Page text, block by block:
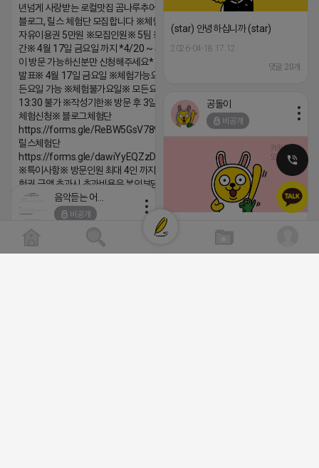
년넘게 사랑받는 로컬맛집 곰나루추어탕에서
블로그, 릴스 체험단 모집합니다 ※체험메뉴※
자유이용권 5만원 ※모집인원※ 5팀 ※모집기
간※ 4월 17일 금요일 까지 *4/20 ~ 4/26 사
이 방문 가능하신분만 신청해주세요* ※체험단
발표※ 4월 17일 금요일 ※체험가능요일※ 모
든요일 가능 ※체험불가요일※ 모든요일 12 ~
13:30 불가 ※작성기한※ 방문 후 3일 이내 ※
체험신청※ 블로그체험단
https://forms.gle/ReBW5GsV789ur2Pz6
릴스체험단
https://forms.gle/dawiYyEQZzDdqf8W8
※특이사항※ 방문인원 최대 4인 까지 가능 체
험권 금액 초과시 초과비용은 본인부담입니다.
2026-04-18 17:13
(star) 안녕하십니까 (star)
2026-04-18 17:12
댓글:20개
공돌이
비공개
https://blog.naver.com/pshwin2/
비공개